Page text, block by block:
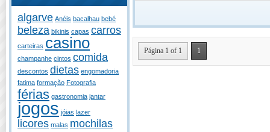
algarve Anéis bacalhau bebé
beleza bikinis capas carros
carteiras casino
champanhe cintos comida
descontos dietas engomadoria
fatima formação Fotografia
férias gastronomia jantar
jogos jóias lazer
licores malas mochilas
Página 1 of 1 1